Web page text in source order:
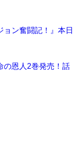
ョン奮闘記！』本日
の恩人2巻発売！話